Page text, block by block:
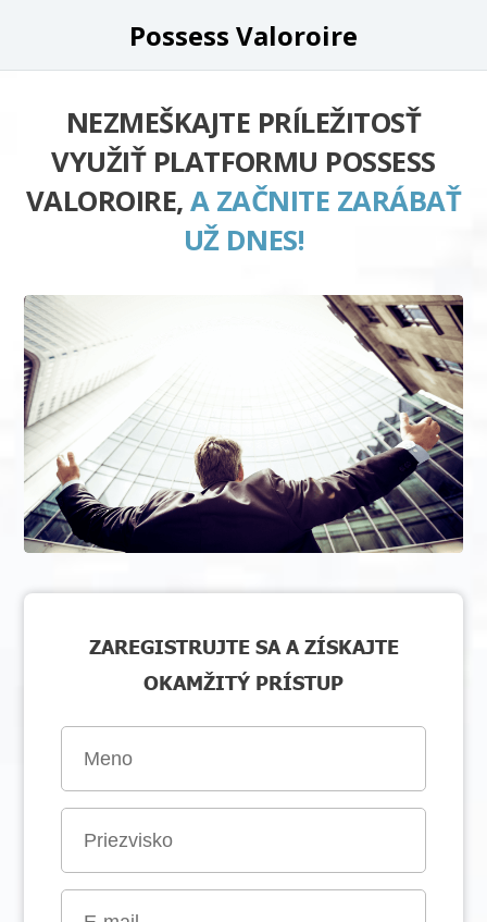
Possess Valoroire
NEZMEŠKAJTE PRÍLEŽITOSŤ
VYUŽIŤ PLATFORMU POSSESS
VALOROIRE,A ZAČNITE ZARÁBAŤ
UŽ DNES!
ZAREGISTRUJTE SA A ZÍSKAJTE
OKAMŽITÝ PRÍSTUP